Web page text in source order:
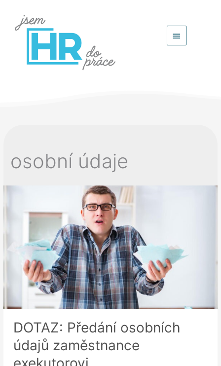
Hlavní
osobní údaje
DOTAZ: Předání osobních
údajů zaměstnance